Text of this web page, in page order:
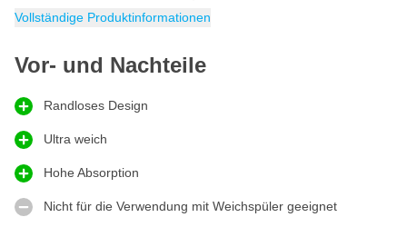
Autopflegeprodukte leicht unterscheiden können.
Dies ist das sicherste Mikrofasertuch für Autoliebhaber, denn es
Kratzer und Strudel minimiert. Dieses Mikrofasertuch ist der
Gipfel der Präzision und Perfektion und hilft Ihnen, jedes Detail
Ihres Fahrzeugs optimal zu pflegen. Ideal zum Polieren von
seiner weichen und saugfähigen Fasern eignet sich dieses
Mikrofasertuch auch perfekt für die wasserlose Waschtechnik.
Vollständige Produktinformationen
Vor- und Nachteile
Randloses Design
Ultra weich
Hohe Absorption
Nicht für die Verwendung mit Weichspüler geeignet